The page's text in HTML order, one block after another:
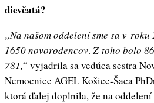
dievčatá?
„Na našom oddelení sme sa v
1650 novorodencov. Z toho bolo
781,“ vyjadrila sa vedúca sestra
Nemocnice AGEL Košice-Šaca
ktorá ďalej doplnila, že na